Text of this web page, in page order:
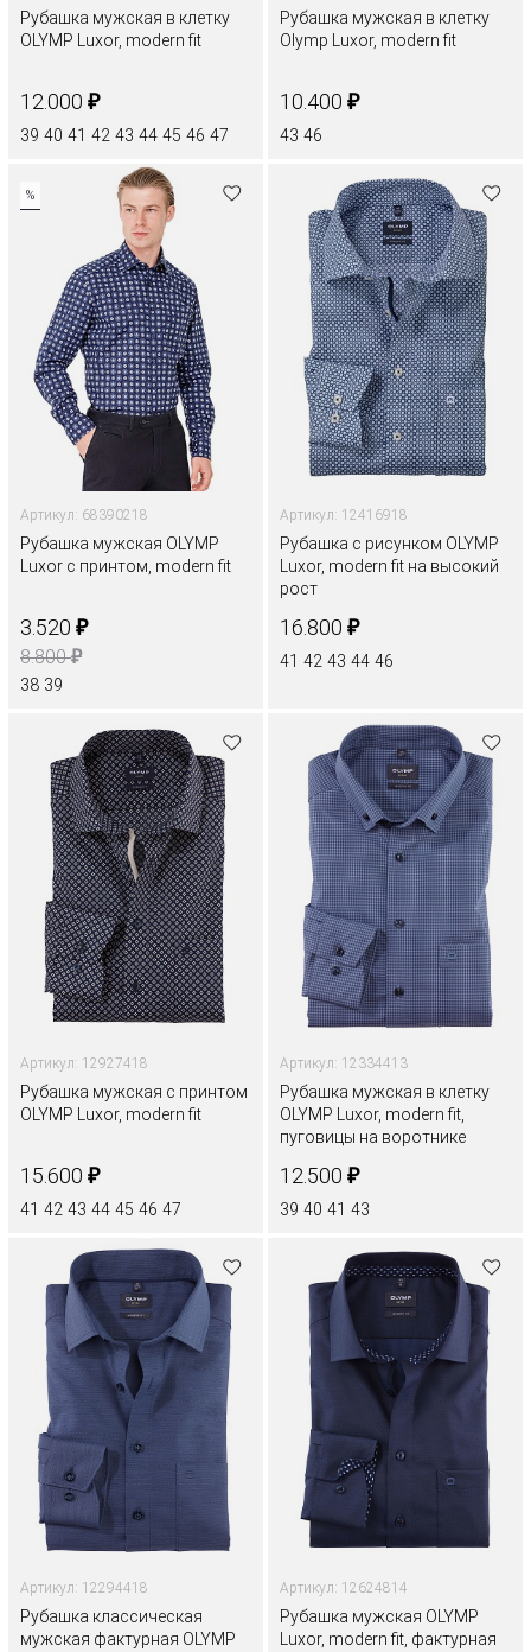
Рубашка мужская в клетку
OLYMP Luxor, modern fit
12.000 ₽
39 40 41 42 43 44 45 46 47
Рубашка мужская в клетку
Olymp Luxor, modern fit
10.400 ₽
43 46
%
Артикул: 68390218
Рубашка мужская OLYMP
Luxor с принтом, modern fit
3.520 ₽
8.800₽
38 39
Артикул: 12416918
Рубашка с рисунком OLYMP
Luxor, modern fit на высокий
рост
16.800 ₽
41 42 43 44 46
Артикул: 12927418
Рубашка мужская с принтом
OLYMP Luxor, modern fit
15.600 ₽
41 42 43 44 45 46 47
Артикул: 12334413
Рубашка мужская в клетку
OLYMP Luxor, modern fit,
пуговицы на воротнике
12.500 ₽
39 40 41 43
Артикул: 12294418
Рубашка классическая
мужская фактурная OLYMP
Артикул: 12624814
Рубашка мужская OLYMP
Luxor, modern fit, фактурная